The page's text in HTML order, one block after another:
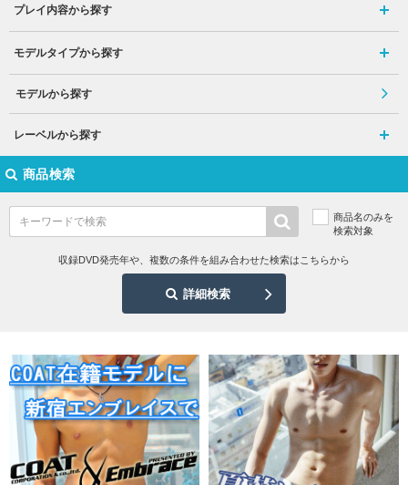
プレイ内容から探す
モデルタイプから探す
モデルから探す
レーベルから探す
商品検索
商品名のみを
検索対象
収録DVD発売年や、複数の条件を組み合わせた検索はこちらから
詳細検索